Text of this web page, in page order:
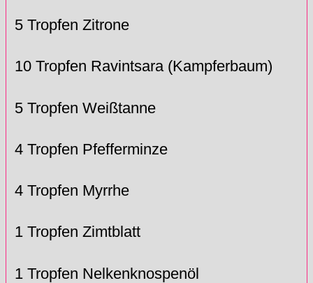
5 Tropfen Zitrone
10 Tropfen Ravintsara (Kampferbaum)
5 Tropfen Weißtanne
4 Tropfen Pfefferminze
4 Tropfen Myrrhe
1 Tropfen Zimtblatt
1 Tropfen Nelkenknospenöl